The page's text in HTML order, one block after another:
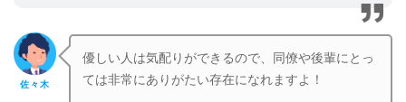
佐々木
優しい人は気配りができるので、同僚や後輩にとっ
ては非常にありがたい存在になれますよ！